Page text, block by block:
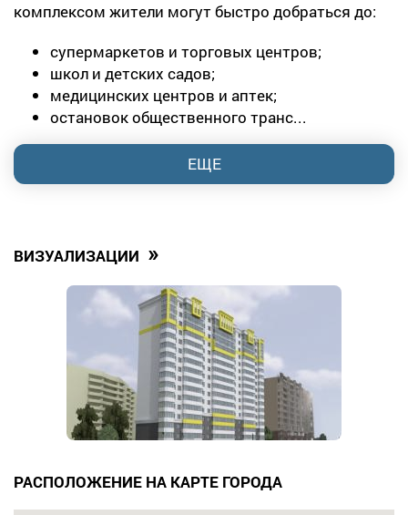
комплексом жители могут быстро добраться до:
супермаркетов и торговых центров;
школ и детских садов;
медицинских центров и аптек;
остановок общественного транс...
ЕЩЕ
ВИЗУАЛИЗАЦИИ »
РАСПОЛОЖЕНИЕ НА КАРТЕ ГОРОДА